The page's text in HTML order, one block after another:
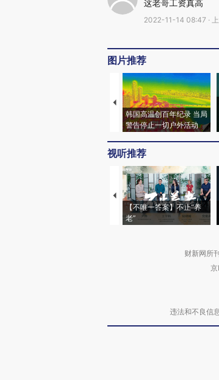
这老哥工资真高
2022-11-14 08:47 ·
图片推荐
韩国高温创百年纪录 当局
警告停止一切户外活动
视听推荐
【不唯一答案】不止“养
老”
财新网所
违法和不良信